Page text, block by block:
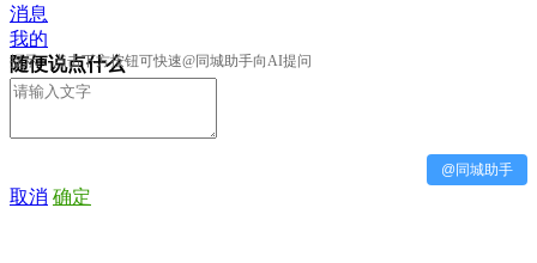
消息
我的
随便说点什么
提示：点击下方按钮可快速@同城助手向AI提问
@同城助手
取消 确定